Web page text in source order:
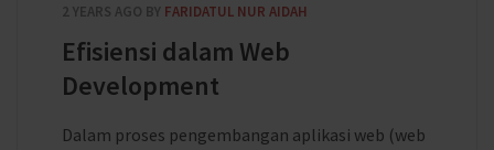
2 YEARS AGO BY FARIDATUL NUR AIDAH
Efisiensi dalam Web
Development
Dalam proses pengembangan aplikasi web (web